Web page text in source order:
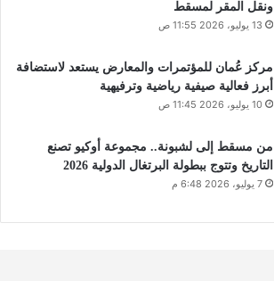
ونقل المقر لمسقط
13 يوليو، 2026 11:55 ص
مركز عُمان للمؤتمرات والمعارض يستعد لاستضافة
أبرز فعالية صيفية رياضية وترفيهية
10 يوليو، 2026 11:45 ص
من مسقط إلى لشبونة.. مجموعة أوكيو تصنع
التاريخ وتتوج ببطولة البرتغال الدولية 2026
7 يوليو، 2026 6:48 م